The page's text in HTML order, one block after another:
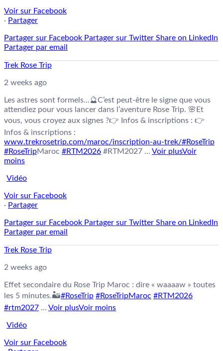
Voir sur Facebook
· Partager
Partager sur Facebook Partager sur Twitter Share on LinkedIn
Partager par email
Trek Rose Trip
2 weeks ago
Les astres sont formels...🔮C’est peut-être le signe que vous
attendiez pour vous lancer dans l’aventure Rose Trip. 🌸 Et
vous, vous croyez aux signes ?👉 Infos & inscriptions : 👉
Infos & inscriptions :
www.trekrosetrip.com/maroc/inscription-au-trek/#RoseTrip
#RoseTripMaroc #RTM2026 #RTM2027 ... Voir plusVoir
moins
Vidéo
Voir sur Facebook
· Partager
Partager sur Facebook Partager sur Twitter Share on LinkedIn
Partager par email
Trek Rose Trip
2 weeks ago
Effet secondaire du Rose Trip Maroc : dire « waaaaw » toutes
les 5 minutes.🏜️#RoseTrip #RoseTripMaroc #RTM2026
#rtm2027 ... Voir plusVoir moins
Vidéo
Voir sur Facebook